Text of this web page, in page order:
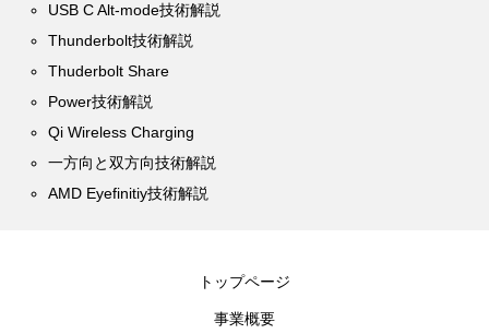
USB C Alt-mode技術解説
Thunderbolt技術解説
Thuderbolt Share
Power技術解説
Qi Wireless Charging
一方向と双方向技術解説
AMD Eyefinitiy技術解説
トップページ
事業概要